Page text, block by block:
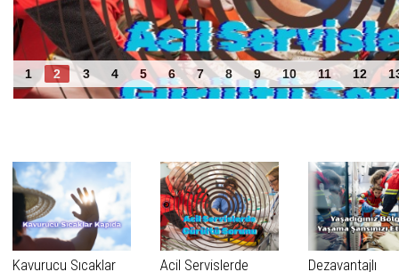
1 2 3 4 5 6 7 8 9 10 11 12
Acil Servislerde Gürültü Sorunu
Kavurucu Sıcaklar
Acil Servislerde
Dezavantajlı